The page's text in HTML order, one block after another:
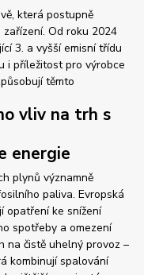
která postupně
Od roku 2024
3. a vyšší emisní třídu
i příležitost pro výrobce
těmto
vliv na trh s
energie
plynů významně
paliva. Evropská
opatření ke snížení
spotřeby a omezení
na čistě uhelný provoz –
kombinují spalování